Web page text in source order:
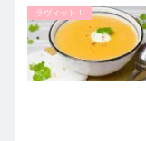
ラヴィット！